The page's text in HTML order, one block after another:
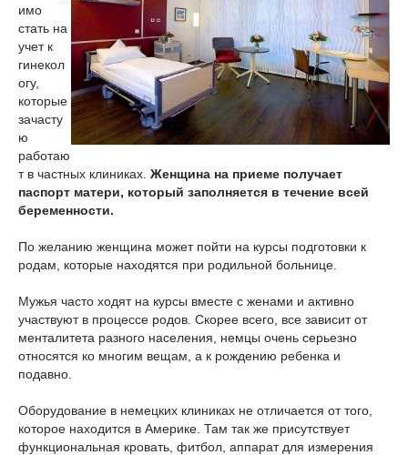
имо
стать на
учет к
гинекол
огу,
которые
зачасту
ю
работаю
т в частных клиниках. Женщина на приеме получает
паспорт матери, который заполняется в течение всей
беременности.
По желанию женщина может пойти на курсы подготовки к
родам, которые находятся при родильной больнице.
Мужья часто ходят на курсы вместе с женами и активно
участвуют в процессе родов. Скорее всего, все зависит от
менталитета разного населения, немцы очень серьезно
относятся ко многим вещам, а к рождению ребенка и
подавно.
Оборудование в немецких клиниках не отличается от того,
которое находится в Америке. Там так же присутствует
функциональная кровать, фитбол, аппарат для измерения